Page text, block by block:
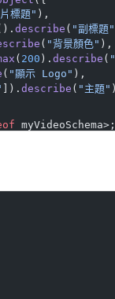
標題" ),
describe ( "副標題"
( "背景顏色" ),
( 200 ). describe (
( "顯示 Logo" ),
]). describe ( "主題"
myVideoSchema>;